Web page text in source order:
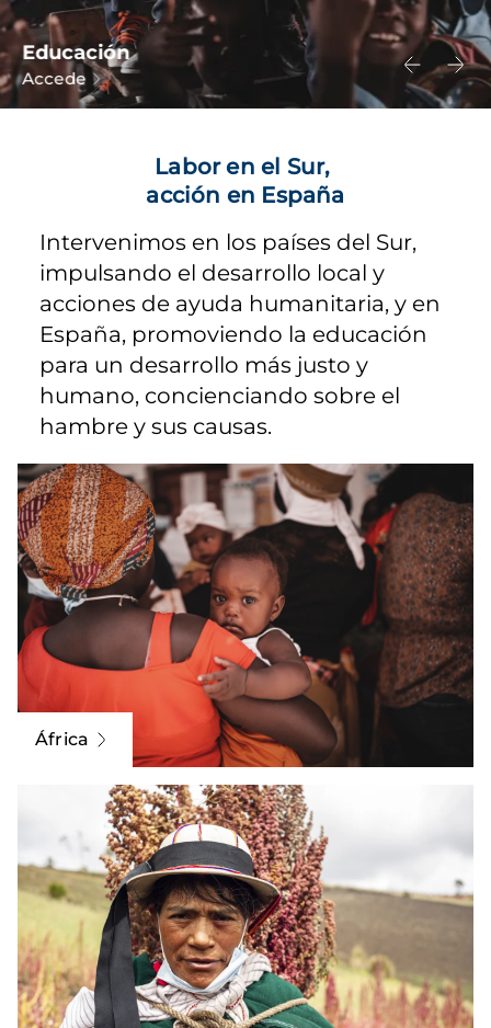
Educación
Accede
Labor en el Sur,
acción en España
Intervenimos en los países del Sur,
impulsando el desarrollo local y
acciones de ayuda humanitaria, y en
España, promoviendo la educación
para un desarrollo más justo y
humano, concienciando sobre el
hambre y sus causas.
África